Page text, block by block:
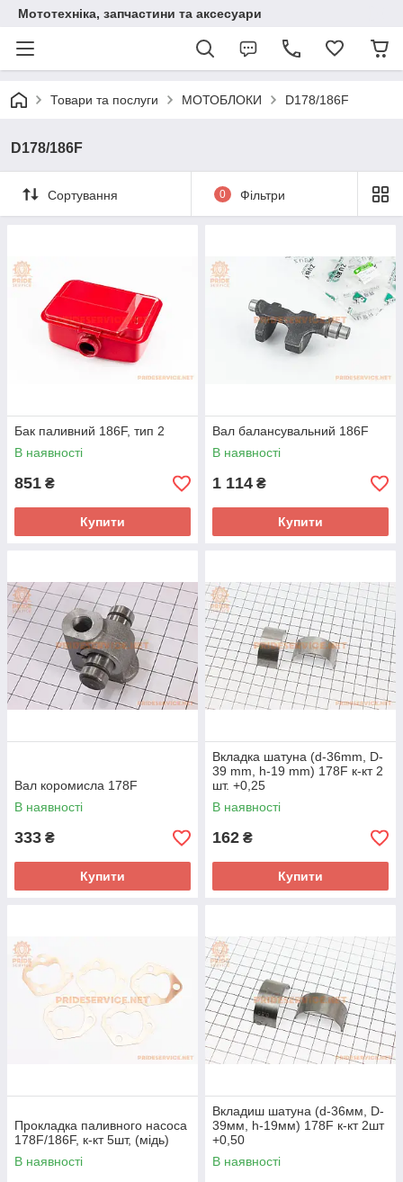
Мототехніка, запчастини та аксесуари
Товари та послуги МОТОБЛОКИ D178/186F
D178/186F
Сортування 0 Фільтри
Бак паливний 186F, тип 2
В наявності
851 ₴
Купити
Вал балансувальний 186F
В наявності
1 114 ₴
Купити
Вал коромисла 178F
В наявності
333 ₴
Купити
Вкладка шатуна (d-36mm, D-
39 mm, h-19 mm) 178F к-кт 2
шт. +0,25
В наявності
162 ₴
Купити
Прокладка паливного насоса
178F/186F, к-кт 5шт, (мідь)
В наявності
Вкладиш шатуна (d-36мм, D-
39мм, h-19мм) 178F к-кт 2шт
+0,50
В наявності